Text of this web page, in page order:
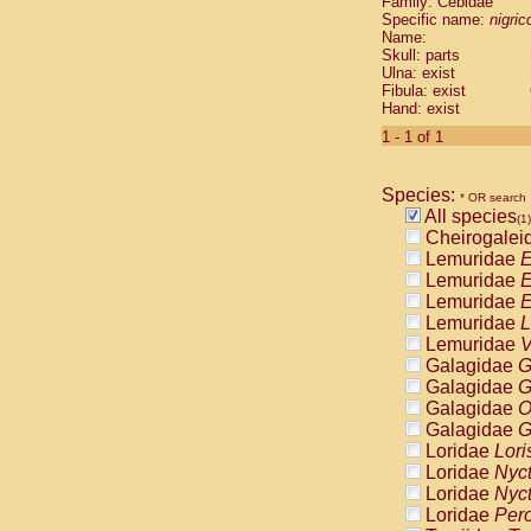
Cebidae
Cebidae
Cebidae
Cebidae
Cebidae
Cebidae
Cebidae
Cebidae
Cebidae
Cebidae
Cebidae
Cebidae
Atelidae
Atelidae
Atelidae
Atelidae
Atelidae
Atelidae
Atelidae
Atelidae
Atelidae
Atelidae
Pitheciidae
Specific name:
Name:
Skull: parts
Ulna: exist
Fibula: exist
Hand: exist
1 - 1 of 1
Species: * OR search
All species(1)
Lemuridae
Lemuridae
Lemuridae
Lemuridae
Lemuridae
Galagidae
Galagidae
Galagidae
Galagidae
Loridae
Loridae
Loridae
Loridae